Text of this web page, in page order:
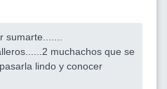
sumarte.......
muchachos que se
lindo y conocer